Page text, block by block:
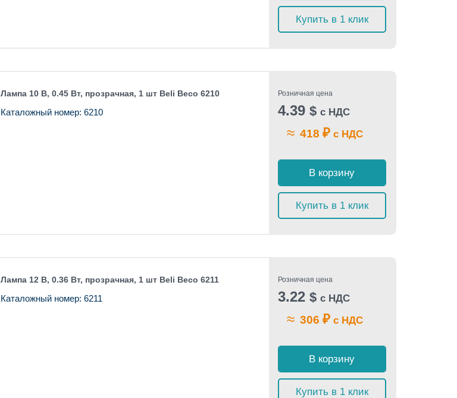
Купить в 1 клик
Лампа 10 В, 0.45 Вт, прозрачная, 1 шт Beli Beco 6210
Каталожный номер: 6210
Розничная цена
4.39 $ с НДС
≈ 418 ₽с НДС
В корзину
Купить в 1 клик
Лампа 12 В, 0.36 Вт, прозрачная, 1 шт Beli Beco 6211
Каталожный номер: 6211
Розничная цена
3.22 $ с НДС
≈ 306 ₽с НДС
В корзину
Купить в 1 клик